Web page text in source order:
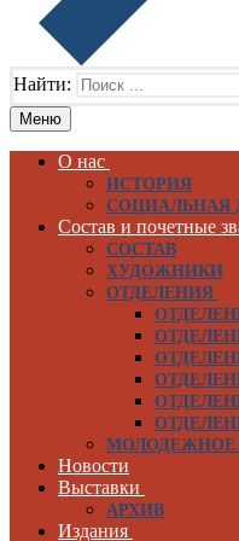
Найти:
Меню
О нас
ИСТОРИЯ
СОЦИАЛЬНАЯ
Состав и почетные
СОСТАВ
ХУДОЖНИКИ
ОТДЕЛЕНИЯ
МОЛОДЕЖНОЕ
Новости
Выставки
АРХИВ
Издания